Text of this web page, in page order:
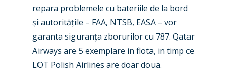
repara problemele cu bateriile de la bord
și autoritățile – FAA, NTSB, EASA – vor
garanta siguranța zborurilor cu 787. Qatar
Airways are 5 exemplare in flota, in timp ce
LOT Polish Airlines are doar doua.
Paris 2025
Paris 2023
Farnborough 2022
Military
Trip Reports
Marketplace